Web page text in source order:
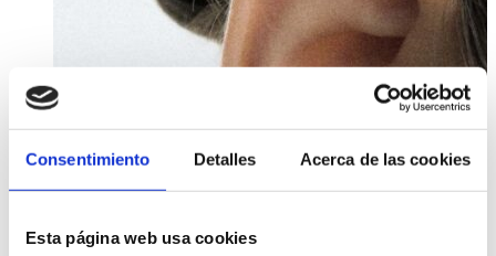
Consentimiento Detalles Acerca de las cookies
Esta página web usa cookies